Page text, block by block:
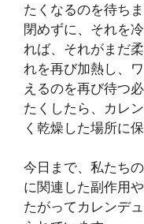
たくなるのを待ち
閉めずに、それを
れば、それがまだ
れを再び加熱し、
えるのを再び待つ
たくしたら、カレ
く乾燥した場所に
今日まで、私たち
に関連した副作用
たがってカレンデ